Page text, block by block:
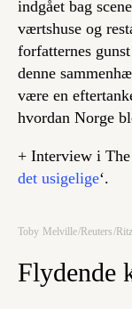
indgået bag
værtshuse og
forfatternes
denne
være en
hvordan Norge
+ Interview i
det usigelige‘.
Toby Melville/Reuters/
Flydende